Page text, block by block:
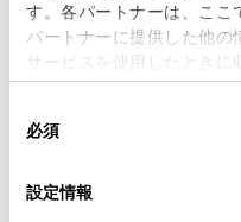
す。各パートナーは、ここ
パートナーに提供した他の
サービスを使用したときに
使用することがあります。
デバイスにすべての
意したことになります。
必須
設定情報
営業日カレンダー